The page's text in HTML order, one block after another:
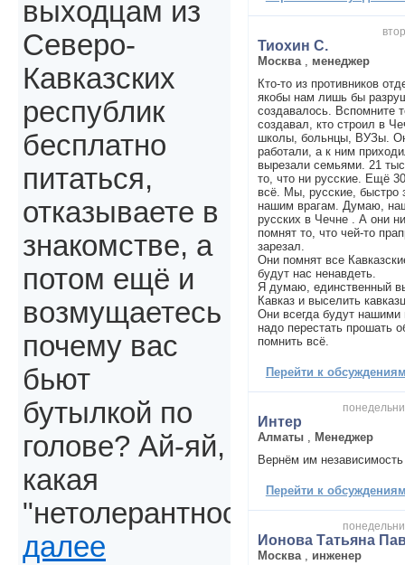
Тиохин С.
Москва
менеджер
Кто-то из противников
якобы нам лишь бы
создавалось. Вспомните
создавал, кто строил в
школы, больнцы, ВУЗы.
работали, а к ним
вырезали семьями. 21
то, что ни русские. Ещё
всё. Мы, русские,
нашим врагам. Думаю,
русских в Чечне . А они
помнят то, что чей-то
зарезал.
Они помнят все
будут нас ненавдеть.
Я думаю, единственный
Кавказ и выселить
Они всегда будут
надо перестать прошать
помнить всё.
Перейти к
Интер
Алматы
Менеджер
Вернём им независимость
Перейти к
Ионова Татьяна
Москва
инженер
выходцам из
Северо-
Кавказских
республик
бесплатно
питаться,
отказываете в
знакомстве, а
потом ещё и
возмущаетесь
почему вас
бьют
бутылкой по
голове? Ай-яй,
какая
"нетолерантность".
далее